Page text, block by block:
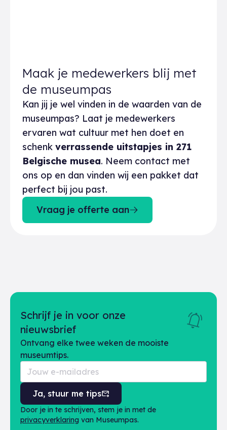
Maak je medewerkers blij met
de museumpas
Kan jij je wel vinden in de waarden van de
museumpas? Laat je medewerkers
ervaren wat cultuur met hen doet en
schenk verrassende uitstapjes in 271
Belgische musea. Neem contact met
ons op en dan vinden wij een pakket dat
perfect bij jou past.
Vraag je offerte aan
Schrijf je in voor onze
nieuwsbrief
Ontvang elke twee weken de mooiste
museumtips.
Ja, stuur me tips
Door je in te schrijven, stem je in met de
privacyverklaring van Museumpas.